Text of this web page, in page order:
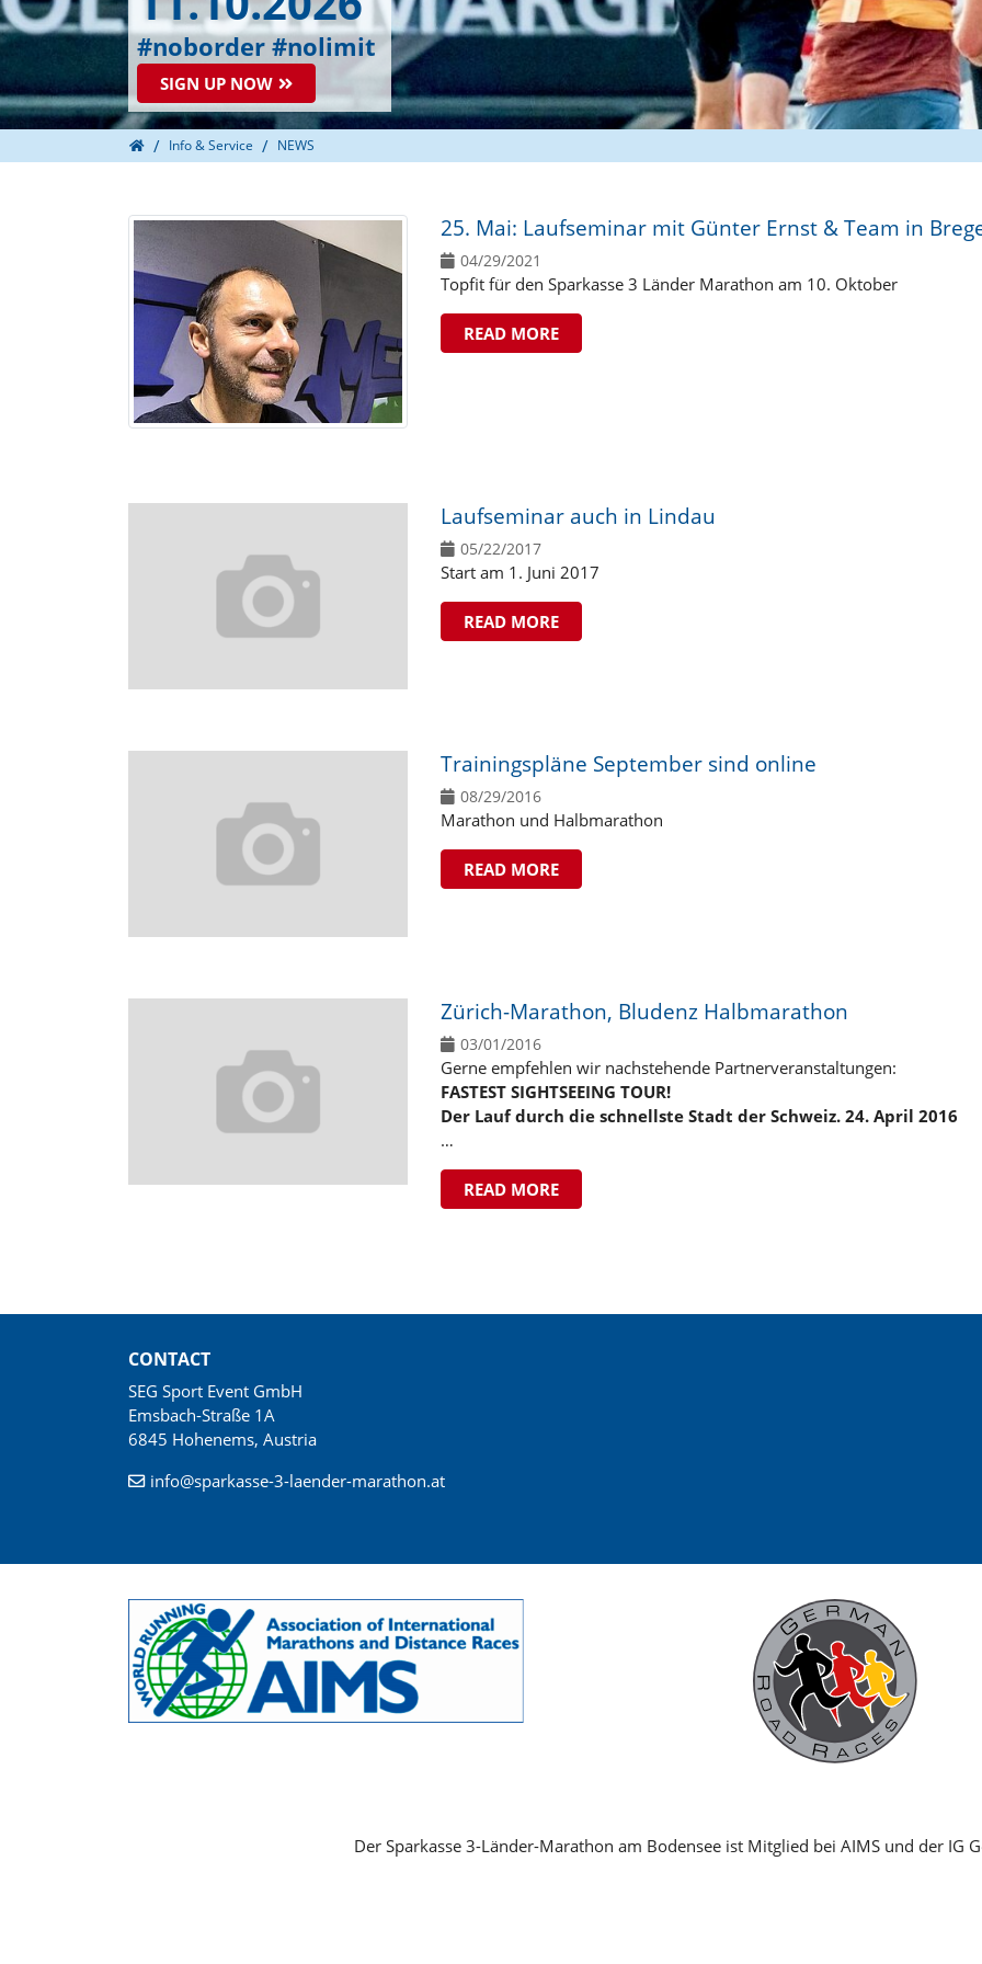
#noborder #nolimit
SIGN UP NOW
HomeInfo & Service NEWS
25. Mai: Laufseminar mit Günter Ernst & Team in
04/29/2021
Topfit für den Sparkasse 3 Länder Marathon am 10. Oktober
READ MORE
Laufseminar auch in Lindau
05/22/2017
Start am 1. Juni 2017
READ MORE
Trainingspläne September sind online
08/29/2016
Marathon und Halbmarathon
READ MORE
Zürich-Marathon, Bludenz Halbmarathon
03/01/2016
Gerne empfehlen wir nachstehende Partnerveranstaltungen:
FASTEST SIGHTSEEING TOUR!
Der Lauf durch die schnellste Stadt der Schweiz. 24. April 2016
…
READ MORE
CONTACT
SEG Sport Event GmbH
Emsbach-Straße 1A
6845 Hohenems, Austria
info@sparkasse-3-laender-marathon.at
Der Sparkasse 3-Länder-Marathon am Bodensee ist Mitglied bei AIMS und der IG